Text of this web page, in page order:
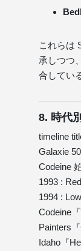
これらは
承しつつ
合してい
8. 時代
timeline
Galaxie
Codeine
1993 :
1994 :
Codeine
Painters
Idaho『